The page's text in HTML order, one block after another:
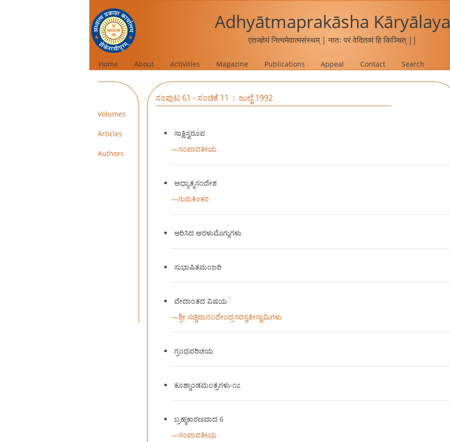
Adhyātmaprakāsha Kāryālaya
एतज्ज्ञेयं नित्यमेवात्मसंस्थम् | नातः परं वेदितव्यं हि किञ्चित् ||
Home About Activities Magazine Publications Appeal Contact Search
Volumes
Articles
Authors
ಸಂಪುಟ 61 - ಸಂಚಿಕೆ 11 : ಜುಲೈ 1992
ಸಾಕ್ಷಿಸ್ವರೂಪ
—ಸಂಪಾದಕೀಯ
ಅಧ್ಯಾತ್ಮಸಂದೇಶ
—ಗುರುಕಿಂಕರ
ಆರಿಸಿದ ಅರಳುಮೊಗ್ಗುಗಳು
ಸುಭಾಷಿತಮಂಜರಿ
ವೇದಾಂತದ ವಿಷಯ
—ಶ್ರೀ ಸಚ್ಚಿದಾನಂದೇಂದ್ರಸರಸ್ವತೀಸ್ವಾಮಿಗಳು
ಗ್ರಂಥಪರಿಚಯ
ಕೂಶ್ಮಾಂಡಮಂತ್ರಗಳು-೧೭
ಬ್ರಹ್ಮಕಾರಣವಾದ 6
—ಸಂಪಾದಕೀಯ